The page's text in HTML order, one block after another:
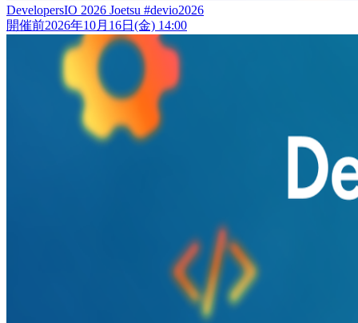
DevelopersIO 2026 Joetsu #devio2026
開催前2026年10月16日(金) 14:00